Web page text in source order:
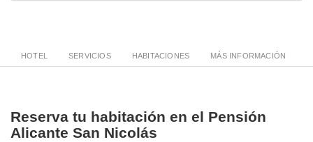
HOTEL SERVICIOS HABITACIONES MÁS INFORMACIÓN
Reserva tu habitación en el Pensión
Alicante San Nicolás